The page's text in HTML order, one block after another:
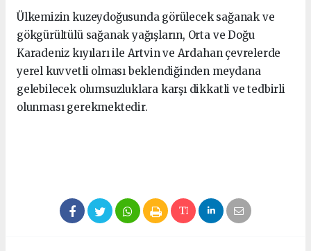
Ülkemizin kuzeydoğusunda görülecek sağanak ve
gökgürültülü sağanak yağışların, Orta ve Doğu
Karadeniz kıyıları ile Artvin ve Ardahan çevrelerde
yerel kuvvetli olması beklendiğinden meydana
gelebilecek olumsuzluklara karşı dikkatli ve tedbirli
olunması gerekmektedir.